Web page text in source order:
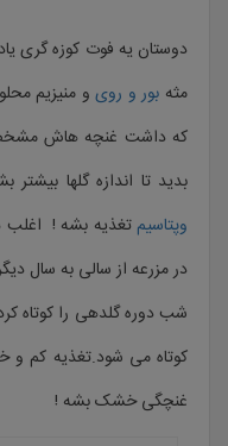
دوستان یه فوت کوزه گری
مثه بور و رویو منیزیم
که داشت غنچه هاش
بدید تا اندازه گلها
وپتاسیم تغذیه بشه ! اغلب
در مزرعه از سالی به سال
شب دوره گلدهی را کوتاه
کوتاه می شود.تغذیه کم
غنچگی خشک بشه !